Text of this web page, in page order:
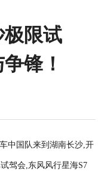
限试
锋！
中国队来到湖南长沙,开
驾会,东风风行星海S7